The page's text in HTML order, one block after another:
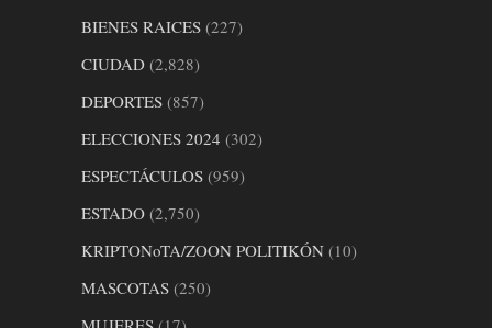
BIENES RAICES (227)
CIUDAD (2,828)
DEPORTES (857)
ELECCIONES 2024 (302)
ESPECTÁCULOS (959)
ESTADO (2,750)
KRIPTONoTA/ZOON POLITIKÓN (10)
MASCOTAS (250)